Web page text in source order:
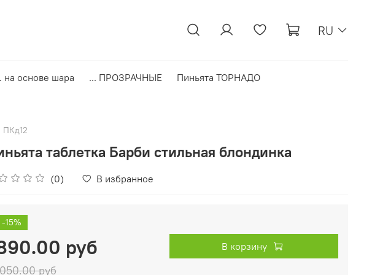
RU
на основе шара ... ПРОЗРАЧНЫЕ Пиньята ТОРНАДО
ПКд12
таблетка Барби стильная блондинка
(0) В избранное
-15%
руб
руб
В корзину